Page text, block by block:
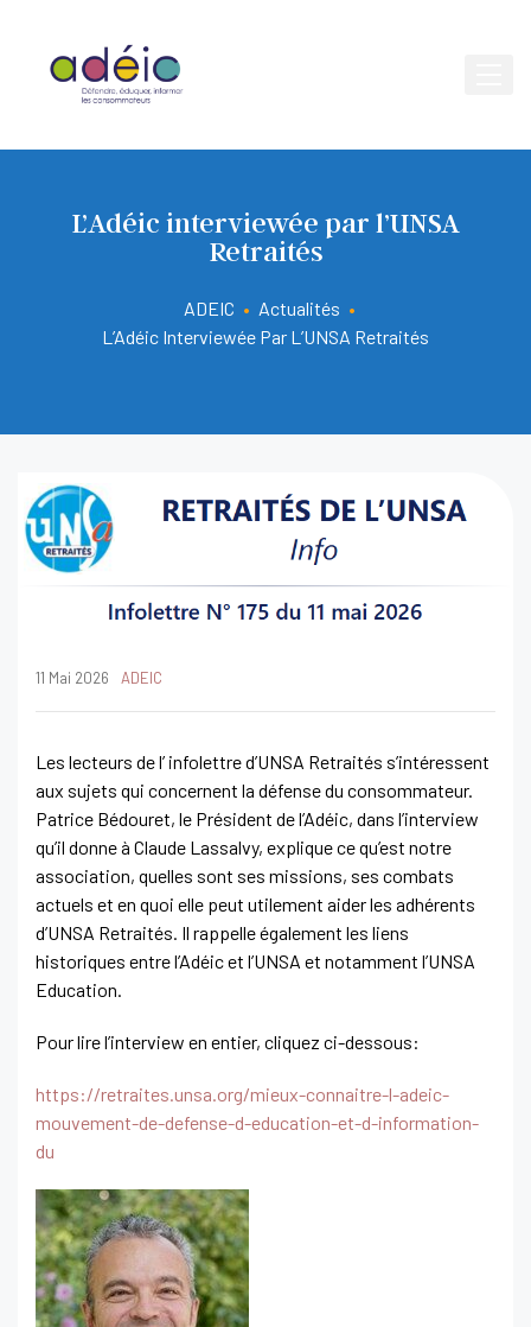
L’Adéic interviewée par l’UNSA
Retraités
ADEIC • Actualités •
L’Adéic Interviewée Par L’UNSA Retraités
11 Mai 2026 ADEIC
Les lecteurs de l’ infolettre d’UNSA Retraités s’intéressent
aux sujets qui concernent la défense du consommateur.
Patrice Bédouret, le Président de l’Adéic, dans l’interview
qu’il donne à Claude Lassalvy, explique ce qu’est notre
association, quelles sont ses missions, ses combats
actuels et en quoi elle peut utilement aider les adhérents
d’UNSA Retraités. Il rappelle également les liens
historiques entre l’Adéic et l’UNSA et notamment l’UNSA
Education.
Pour lire l’interview en entier, cliquez ci-dessous:
https://retraites.unsa.org/mieux-connaitre-l-adeic-
mouvement-de-defense-d-education-et-d-information-
du